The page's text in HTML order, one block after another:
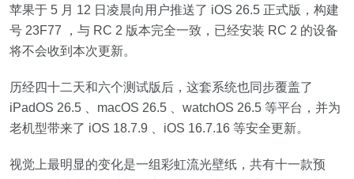
苹果于 5 月 12 日凌晨向用户推送了 iOS 26.5 正式版，构建
号 23F77 ，与 RC 2 版本完全一致，已经安装 RC 2 的设备
将不会收到本次更新。
历经四十二天和六个测试版后，这套系统也同步覆盖了
iPadOS 26.5 、macOS 26.5 、watchOS 26.5 等平台，并为
老机型带来了 iOS 18.7.9 、iOS 16.7.16 等安全更新。
视觉上最明显的变化是一组彩虹流光壁纸，共有十一款预